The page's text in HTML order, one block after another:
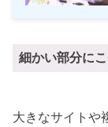
細かい部分に
大きなサイトや